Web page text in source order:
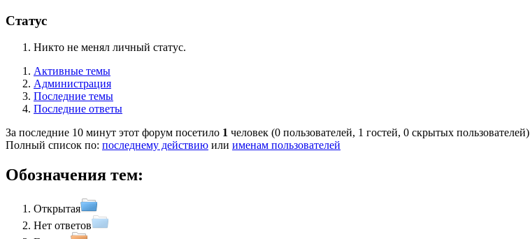
Статус
Никто не менял личный статус.
Активные темы
Администрация
Последние темы
Последние ответы
За последние 10 минут этот форум посетило 1 человек (0 пользователей, 1 гостей, 0 скрытых пользователей)
Полный список по: последнему действию или именам пользователей
Обозначения тем:
Открытая
Нет ответов